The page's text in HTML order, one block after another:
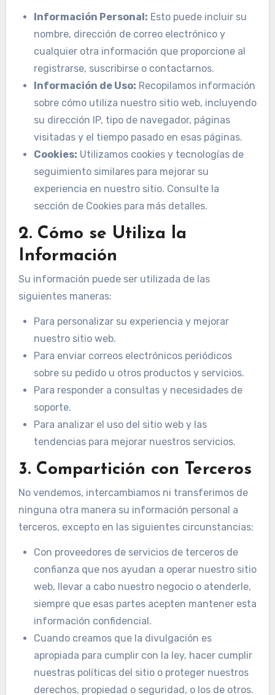
Información Personal: Esto puede incluir su
nombre, dirección de correo electrónico y
cualquier otra información que proporcione al
registrarse, suscribirse o contactarnos.
Información de Uso: Recopilamos información
sobre cómo utiliza nuestro sitio web, incluyendo
su dirección IP, tipo de navegador, páginas
visitadas y el tiempo pasado en esas páginas.
Cookies: Utilizamos cookies y tecnologías de
seguimiento similares para mejorar su
experiencia en nuestro sitio. Consulte la
sección de Cookies para más detalles.
2. Cómo se Utiliza la
Información
Su información puede ser utilizada de las
siguientes maneras:
Para personalizar su experiencia y mejorar
nuestro sitio web.
Para enviar correos electrónicos periódicos
sobre su pedido u otros productos y servicios.
Para responder a consultas y necesidades de
soporte.
Para analizar el uso del sitio web y las
tendencias para mejorar nuestros servicios.
3. Compartición con Terceros
No vendemos, intercambiamos ni transferimos de
ninguna otra manera su información personal a
terceros, excepto en las siguientes circunstancias:
Con proveedores de servicios de terceros de
confianza que nos ayudan a operar nuestro sitio
web, llevar a cabo nuestro negocio o atenderle,
siempre que esas partes acepten mantener esta
información confidencial.
Cuando creamos que la divulgación es
apropiada para cumplir con la ley, hacer cumplir
nuestras políticas del sitio o proteger nuestros
derechos, propiedad o seguridad, o los de otros.